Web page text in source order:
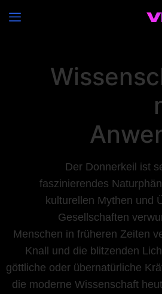
Der
Der Donnerkeil ist
faszinierendes
kulturellen Mythen und
Gesellschaften
Menschen in früheren Zeiten
Knall und die blitzenden
göttliche oder übernatürliche
die moderne Wissenschaft